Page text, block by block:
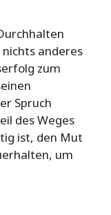
anderes
zum
Spruch
des Weges
ist, den Mut
um